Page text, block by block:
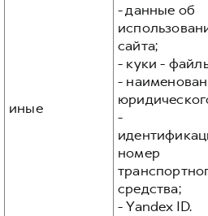
иные
- данные об
сайта;
- куки -
-
-
номер
средства;
- Yandex ID.